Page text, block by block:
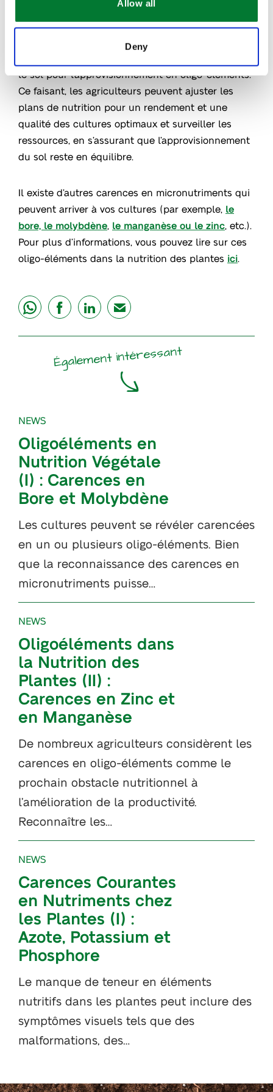
Allow all
Deny
qui sera utilisé par la plante.Apprenez à choisir
un chélate de fer ici.
le sol pour l’approvisionnement en oligo-éléments.
Ce faisant, les agriculteurs peuvent ajuster les
plans de nutrition pour un rendement et une
qualité des cultures optimaux et surveiller les
ressources, en s’assurant que l’approvisionnement
du sol reste en équilibre.
Il existe d’autres carences en micronutriments qui
peuvent arriver à vos cultures (par exemple, le
bore, le molybdène le manganèse ou le zinc , etc.).
Pour plus d’informations, vous pouvez lire sur ces
oligo-éléments dans la nutrition des plantes ici
share share share mail
Également intéressant
NEWS
Oligoéléments en
Nutrition Végétale
(I) : Carences en
Bore et Molybdène
Les cultures peuvent se révéler carencées
en un ou plusieurs oligo-éléments. Bien
que la reconnaissance des carences en
micronutriments puisse…
NEWS
Oligoéléments dans
la Nutrition des
Plantes (II) :
Carences en Zinc et
en Manganèse
De nombreux agriculteurs considèrent les
carences en oligo-éléments comme le
prochain obstacle nutritionnel à
l’amélioration de la productivité.
Reconnaître les…
NEWS
Carences Courantes
en Nutriments chez
les Plantes (I) :
Azote, Potassium et
Phosphore
Le manque de teneur en éléments
nutritifs dans les plantes peut inclure des
symptômes visuels tels que des
malformations, des…